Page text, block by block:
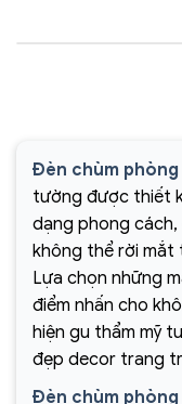
Đèn chùm phòng
tường được thiết
dạng phong
không thể rời mắt
Lựa chọn những
điểm nhấn cho
hiện gu thẩm mỹ
đẹp decor trang
Đèn chùm phòng